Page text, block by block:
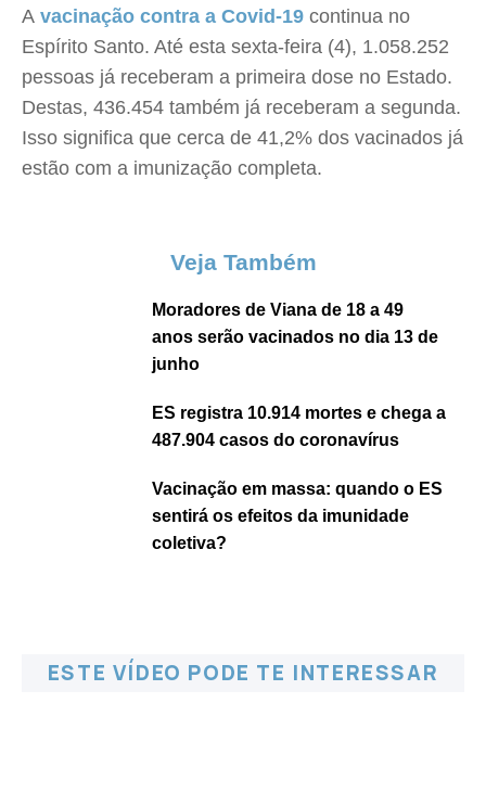
A vacinação contra a Covid-19 continua no
Espírito Santo. Até esta sexta-feira (4), 1.058.252
pessoas já receberam a primeira dose no Estado.
Destas, 436.454 também já receberam a segunda.
Isso significa que cerca de 41,2% dos vacinados já
estão com a imunização completa.
Veja Também
Moradores de Viana de 18 a 49
anos serão vacinados no dia 13 de
junho
ES registra 10.914 mortes e chega a
487.904 casos do coronavírus
Vacinação em massa: quando o ES
sentirá os efeitos da imunidade
coletiva?
ESTE VÍDEO PODE TE INTERESSAR